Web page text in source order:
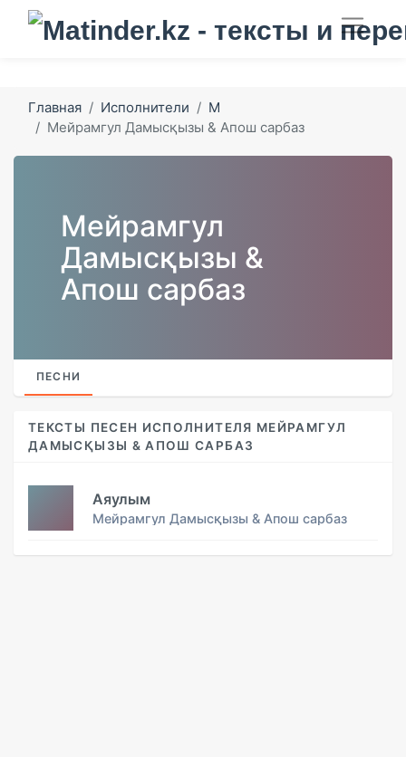
Главная Исполнители
М
Мейрамгул Дамысқызы & Апош сарбаз
Мейрамгул
Дамысқызы &
Апош сарбаз
ПЕСНИ
ТЕКСТЫ ПЕСЕН ИСПОЛНИТЕЛЯ МЕЙРАМГУЛ
ДАМЫСҚЫЗЫ & АПОШ САРБАЗ
Аяулым
Мейрамгул Дамысқызы & Апош сарбаз